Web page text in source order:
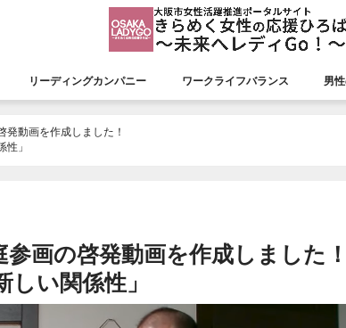
リーディングカンパニー ワークライフバランス 男
発動画を作成しました！
性」
画の啓発動画を作成しました！
しい関係性」